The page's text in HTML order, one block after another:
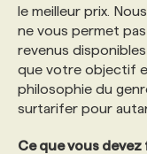
le meilleur prix.
ne vous permet pas
revenus
que votre objectif
philosophie du
surtarifer pour
Ce que vous